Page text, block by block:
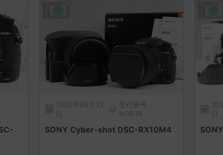
2020年09月13
日
受付番号：
ib0938
SONY Cyber-shot DSC-RX10M4
日